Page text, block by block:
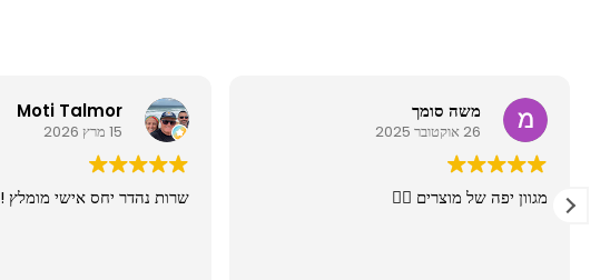
Moti Talmor
15 מרץ 2026
שרות נהדר יחס אישי מומלץ !
משה סומך
26 אוקטובר 2025
מגוון יפה של מוצרים 👍🏼